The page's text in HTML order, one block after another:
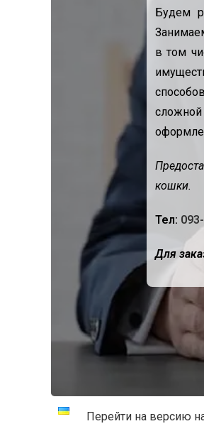
Будем
в том
кошки.
Тел:
Для
Перейти на версию